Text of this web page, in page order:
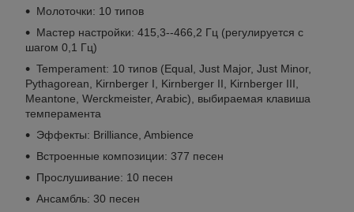
Молоточки: 10 типов
Мастер настройки: 415,3--466,2 Гц (регулируется с
шагом 0,1 Гц)
Temperament: 10 типов (Equal, Just Major, Just Minor,
Pythagorean, Kirnberger I, Kirnberger II, Kirnberger III,
Meantone, Werckmeister, Arabic), выбираемая клавиша
темперамента
Эффекты: Brilliance, Ambience
Встроенные композиции: 377 песен
Прослушивание: 10 песен
Ансамбль: 30 песен